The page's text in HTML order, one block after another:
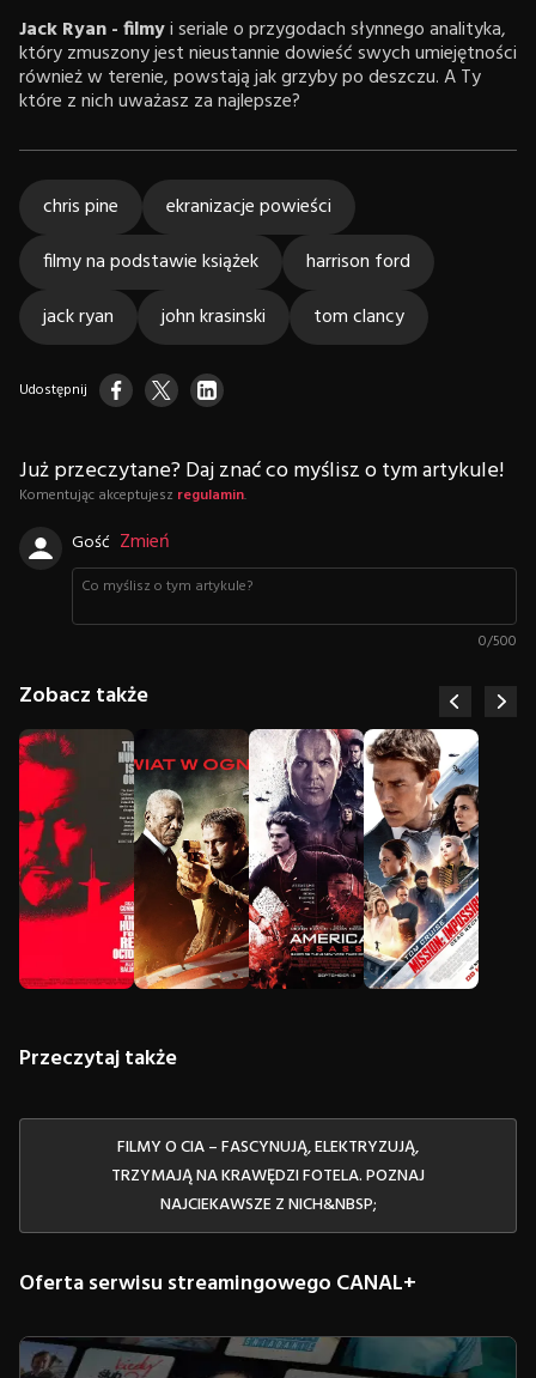
Jack Ryan - filmyi seriale o przygodach słynnego analityka,
który zmuszony jest nieustannie dowieść swych umiejętności
również w terenie, powstają jak grzyby po deszczu. A Ty
które z nich uważasz za najlepsze?
chris pine
ekranizacje powieści
filmy na podstawie książek
harrison ford
jack ryan
john krasinski tom clancy
Udostępnij
Już przeczytane? Daj znać co myślisz o tym artykule!
Komentując akceptujesz regulamin.
Gość Zmień
0/500
Zobacz także
Przeczytaj także
FILMY O CIA – FASCYNUJĄ, ELEKTRYZUJĄ,
TRZYMAJĄ NA KRAWĘDZI FOTELA. POZNAJ
NAJCIEKAWSZE Z NICH&NBSP;
Oferta serwisu streamingowego CANAL+